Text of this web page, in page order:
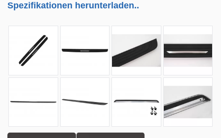
Spezifikationen herunterladen..